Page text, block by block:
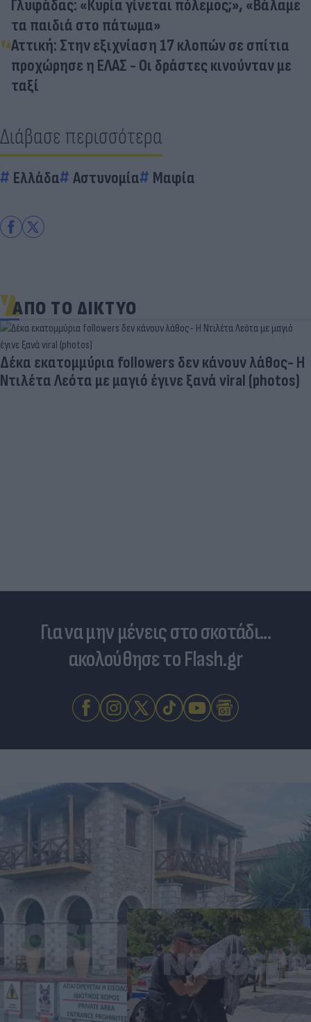
Γλυφάδας: «Κυρία γίνεται πόλεμος;», «Βάλαμε
τα παιδιά στο πάτωμα»
Αττική: Στην εξιχνίαση 17 κλοπών σε σπίτια
προχώρησε η ΕΛΑΣ - Οι δράστες κινούνταν με
ταξί
Διάβασε περισσότερα
Ελλάδα Αστυνομία Μαφία
ΑΠΟ ΤΟ ΔΙΚΤΥΟ
κάνουν λάθος- Η
viral (photos)
Για να μην μένεις στο σκοτάδι...
ακολούθησε το Flash.gr